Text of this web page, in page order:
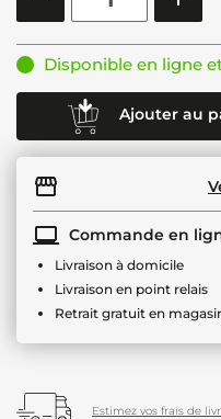
Disponible en ligne
Ajouter au
Commande en
Livraison à domicile
Livraison en point relais
Retrait gratuit en
Estimez vos frais de